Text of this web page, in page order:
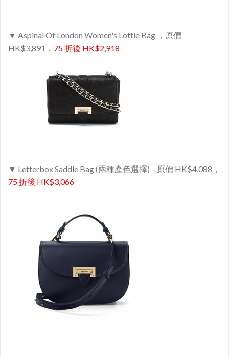
▼ Aspinal Of London Women's Lottie Bag ，原價
HK$3,891， 75 折後 HK$2,918
▼ Letterbox Saddle Bag (兩種產色選擇) – 原價 HK$4,088，
75 折後 HK$3,066